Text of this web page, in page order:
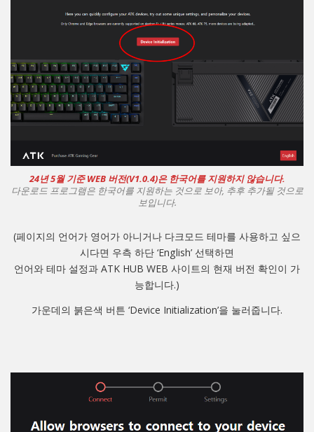
24년 5월 기준 WEB 버전(V1.0.4)은 한국어를 지원하지 않습니다.
다운로드 프로그램은 한국어를 지원하는 것으로 보아, 추후 추가될 것으로
보입니다.
(페이지의 언어가 영어가 아니거나 다크모드 테마를 사용하고 싶으
시다면 우측 하단 ‘English’ 선택하면
언어와 테마 설정과 ATK HUB WEB 사이트의 현재 버전 확인이 가
능합니다.)
가운데의 붉은색 버튼 ‘Device Initialization’을 눌러줍니다.